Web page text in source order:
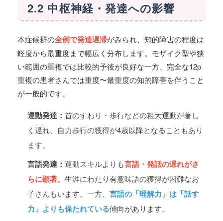
2.2 中枢神経・発達への影響
本症候群の全例で発達遅滞がみられ、知的障害の程度は
軽度から最重度まで幅広く分布します。モザイク型や狭
い範囲の重複では比較的予後が良好な一方、完全な12p
重複の患者さんでは重度〜最重度の知的障害を伴うこと
が一般的です。
運動発達： 首のすわり・歩行などの粗大運動が著し
く遅れ、自力歩行の獲得が4歳以降となることもあり
ます。
言語発達： 運動スキルよりも言語・発話の遅れがさ
らに顕著。生涯にわたり有意味語の獲得が困難なお
子さんもいます。一方、 言語の「理解力」は「話す
力」よりも保たれている傾向があります。